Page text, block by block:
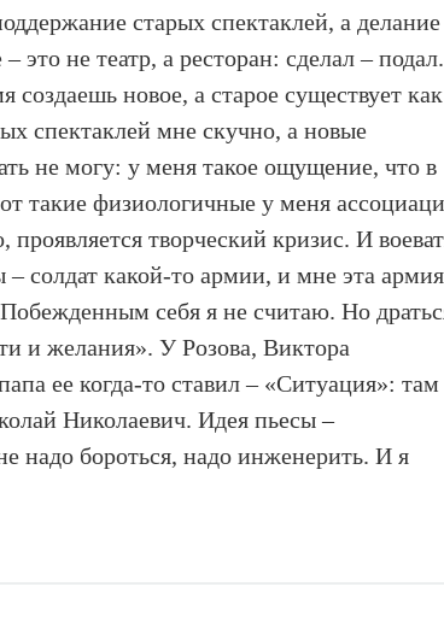
старых спектаклей, а делание
это не театр, а ресторан: сделал –
создаешь новое, а старое существует как
спектаклей мне скучно, а новые
не могу: у меня такое ощущение, что в
такие физиологичные у меня
творческий кризис. И
солдат какой-то армии, и мне эта армия
себя я не считаю. Но
и желания». У Розова, Виктора
ее когда-то ставил – «Ситуация»: там
Николаевич. Идея пьесы –
надо бороться, надо инженерить. И я